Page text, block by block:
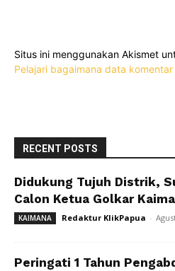
Situs ini menggunakan Akismet
Pelajari bagaimana data
RECENT POSTS
Didukung Tujuh Distrik,
Calon Ketua Golkar
KAIMANA Redaktur KlikPapua -
Peringati 1 Tahun